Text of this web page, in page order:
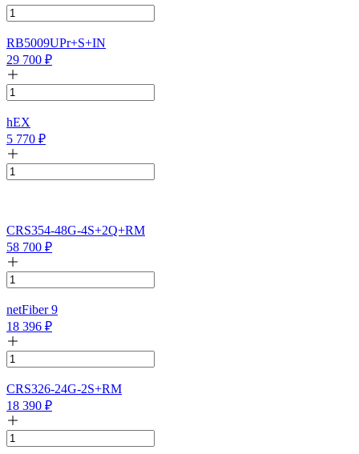
RB5009UPr+S+IN
29 700 ₽
hEX
5 770 ₽
CRS354-48G-4S+2Q+RM
58 700 ₽
netFiber 9
18 396 ₽
CRS326-24G-2S+RM
18 390 ₽